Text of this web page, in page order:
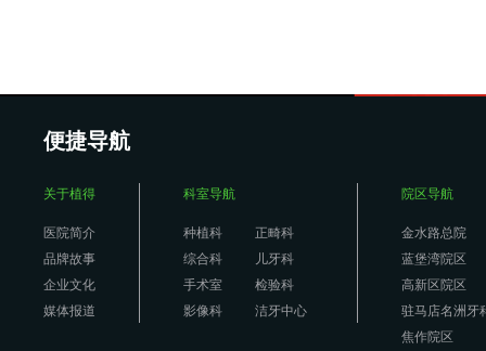
便捷导航
关于植得
医院简介
品牌故事
企业文化
媒体报道
科室导航
种植科
正畸科
综合科
儿牙科
手术室
检验科
影像科
洁牙中心
院区导航
金水路总院
蓝堡湾院区
高新区院区
驻马店名洲牙
焦作院区